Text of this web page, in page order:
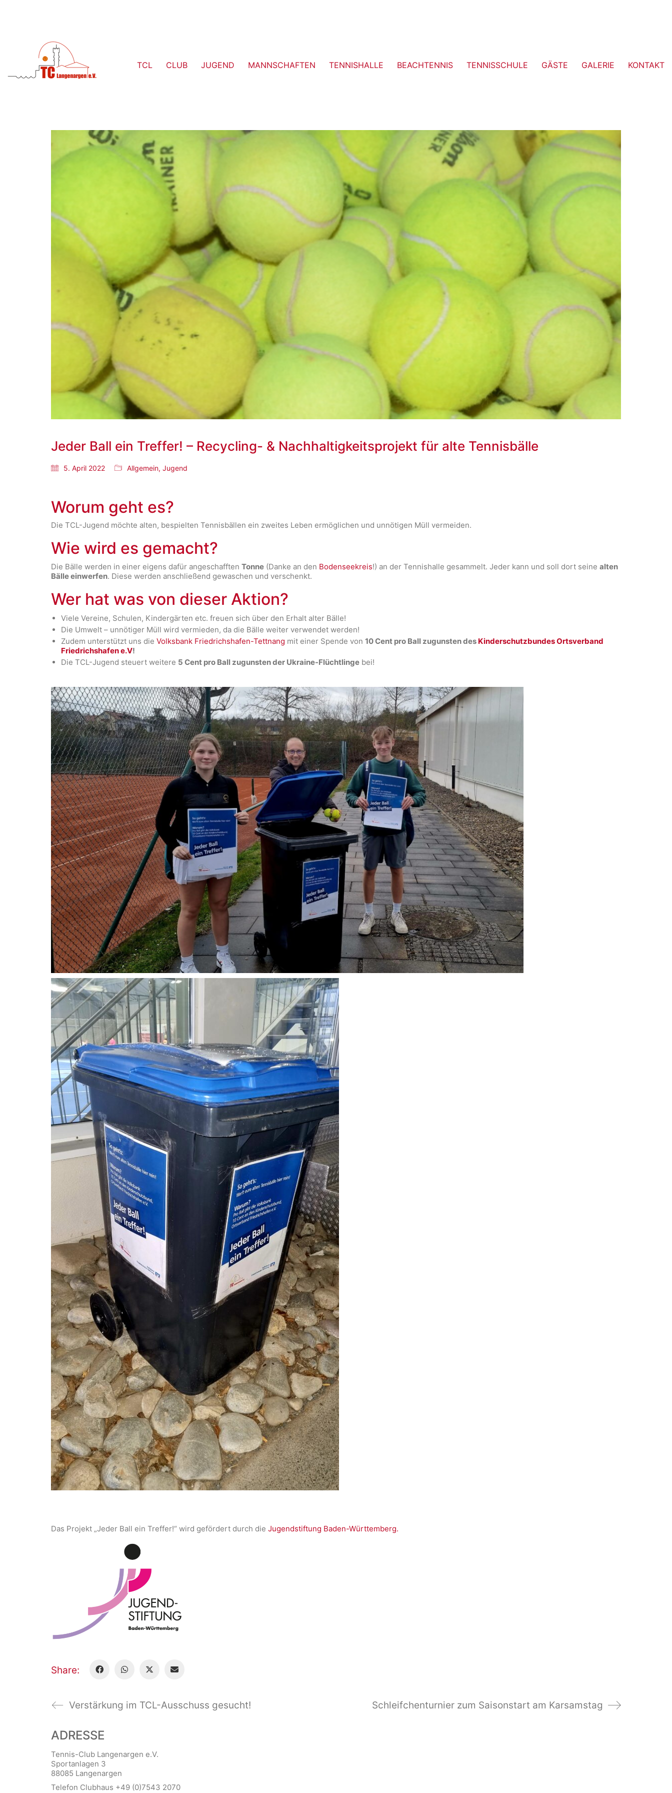
TCL CLUB JUGEND MANNSCHAFTEN TENNISHALLE BEACHTENNIS TENNISSCHULE GÄSTE GALERIE KONTAKT
Jeder Ball ein Treffer! – Recycling- & Nachhaltigkeitsprojekt für alte Tennisbälle
5. April 2022 Allgemein, Jugend
Worum geht es?
Die TCL-Jugend möchte alten, bespielten Tennisbällen ein zweites Leben ermöglichen und unnötigen Müll vermeiden.
Wie wird es gemacht?
Die Bälle werden in einer eigens dafür angeschafften Tonne (Danke an den Bodenseekreis!) an der Tennishalle gesammelt. Jeder kann und soll dort seine alten
Bälle einwerfen. Diese werden anschließend gewaschen und verschenkt.
Wer hat was von dieser Aktion?
Viele Vereine, Schulen, Kindergärten etc. freuen sich über den Erhalt alter Bälle!
Die Umwelt – unnötiger Müll wird vermieden, da die Bälle weiter verwendet werden!
Zudem unterstützt uns die Volksbank Friedrichshafen-Tettnang mit einer Spende von 10 Cent pro Ball zugunsten des Kinderschutzbundes Ortsverband
Friedrichshafen e.V!
Die TCL-Jugend steuert weitere 5 Cent pro Ball zugunsten der Ukraine-Flüchtlinge bei!
Das Projekt „Jeder Ball ein Treffer!“ wird gefördert durch die Jugendstiftung Baden-Württemberg.
Share:
Verstärkung im TCL-Ausschuss gesucht! Schleifchenturnier zum Saisonstart am Karsamstag
ADRESSE
Tennis-Club Langenargen e.V.
Sportanlagen 3
88085 Langenargen
Telefon Clubhaus +49 (0)7543 2070